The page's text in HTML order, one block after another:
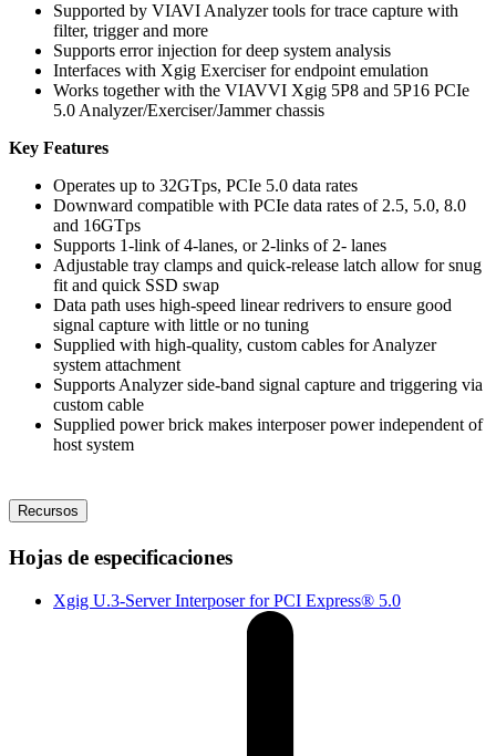
Supported by VIAVI Analyzer tools for trace capture with
filter, trigger and more
Supports error injection for deep system analysis
Interfaces with Xgig Exerciser for endpoint emulation
Works together with the VIAVVI Xgig 5P8 and 5P16 PCIe
5.0 Analyzer/Exerciser/Jammer chassis
Key Features
Operates up to 32GTps, PCIe 5.0 data rates
Downward compatible with PCIe data rates of 2.5, 5.0, 8.0
and 16GTps
Supports 1-link of 4-lanes, or 2-links of 2- lanes
Adjustable tray clamps and quick-release latch allow for snug
fit and quick SSD swap
Data path uses high-speed linear redrivers to ensure good
signal capture with little or no tuning
Supplied with high-quality, custom cables for Analyzer
system attachment
Supports Analyzer side-band signal capture and triggering via
custom cable
Supplied power brick makes interposer power independent of
host system
Recursos
Hojas de especificaciones
Xgig U.3-Server Interposer for PCI Express® 5.0